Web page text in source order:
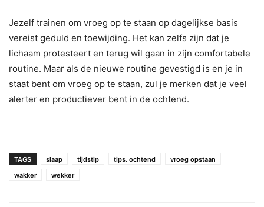
Jezelf trainen om vroeg op te staan op dagelijkse basis
vereist geduld en toewijding. Het kan zelfs zijn dat je
lichaam protesteert en terug wil gaan in zijn comfortabele
routine. Maar als de nieuwe routine gevestigd is en je in
staat bent om vroeg op te staan, zul je merken dat je veel
alerter en productiever bent in de ochtend.
TAGS slaap tijdstip tips. ochtend
vroeg opstaan
wakker
wekker